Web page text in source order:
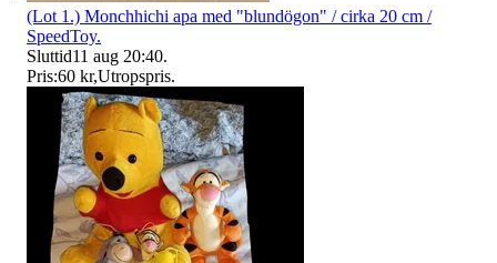
(Lot 1.) Monchhichi apa med "blundögon" / cirka 20 cm /
SpeedToy.
Sluttid11 aug 20:40.
Pris:60 kr,Utropspris.